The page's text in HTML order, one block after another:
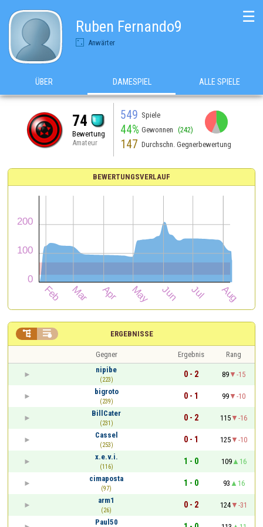
Ruben Fernando9
Anwärter
☰
ÜBER DAMESPIEL ALLE SPIELE
74
Bewertung
Amateur
549 Spiele
44% Gewonnen (242)
147 Durchschn. Gegnerbewertung
BEWERTUNGSVERLAUF
ERGEBNISSE
 
Gegner Ergebnis
Rang
nipibe
(223)
0 - 2 89
-15
bigroto
(239)
0 - 1 99
-10
BillCater
(231)
0 - 2 115
-16
Cassel
(253)
0 - 1 125
-10
x.e.v.i.
(116)
1 - 0 109
16
cimaposta
(97)
1 - 0 93
16
arm1
(26)
0 - 2 124
-31
Paul50